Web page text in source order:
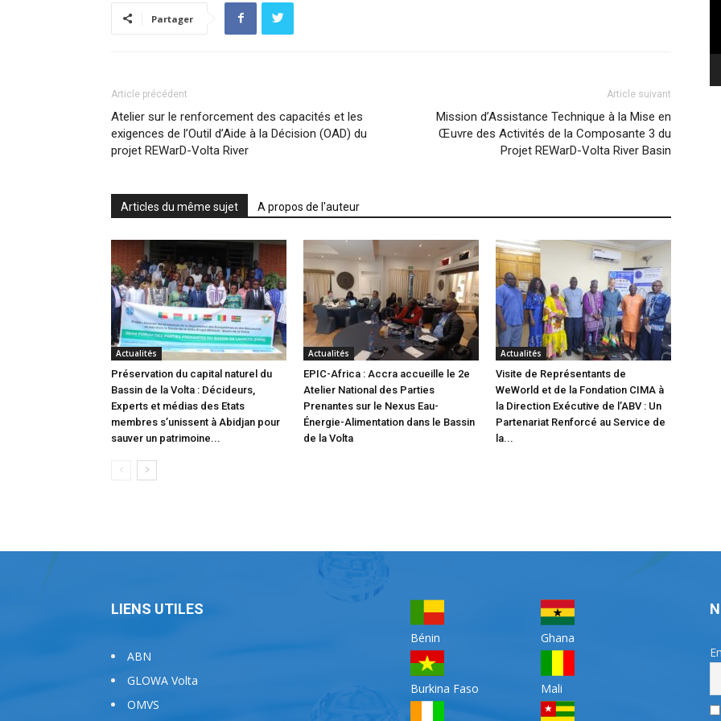
Partager
Article précédent
Atelier sur le renforcement des capacités et les
exigences de l’Outil d’Aide à la Décision (OAD) du
projet REWarD-Volta River
Article suivant
Mission d’Assistance Technique à la Mise en
Œuvre des Activités de la Composante 3 du
Projet REWarD-Volta River Basin
Articles du même sujet A propos de l'auteur
Actualités
Préservation du capital naturel du
Bassin de la Volta : Décideurs,
Experts et médias des Etats
membres s’unissent à Abidjan pour
sauver un patrimoine...
Actualités
EPIC-Africa : Accra accueille le 2e
Atelier National des Parties
Prenantes sur le Nexus Eau-
Énergie-Alimentation dans le Bassin
de la Volta
Actualités
Visite de Représentants de
WeWorld et de la Fondation CIMA à
la Direction Exécutive de l’ABV : Un
Partenariat Renforcé au Service de
la...
LIENS UTILES
ABN
GLOWA Volta
OMVS
Bénin
Burkina Faso
Ghana
Mali